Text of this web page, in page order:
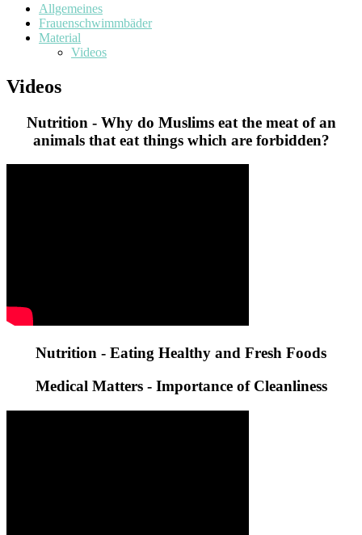
Allgemeines
Frauenschwimmbäder
Material
Videos
Videos
Nutrition - Why do Muslims eat the meat of an
animals that eat things which are forbidden?
Nutrition - Eating Healthy and Fresh Foods
Medical Matters - Importance of Cleanliness